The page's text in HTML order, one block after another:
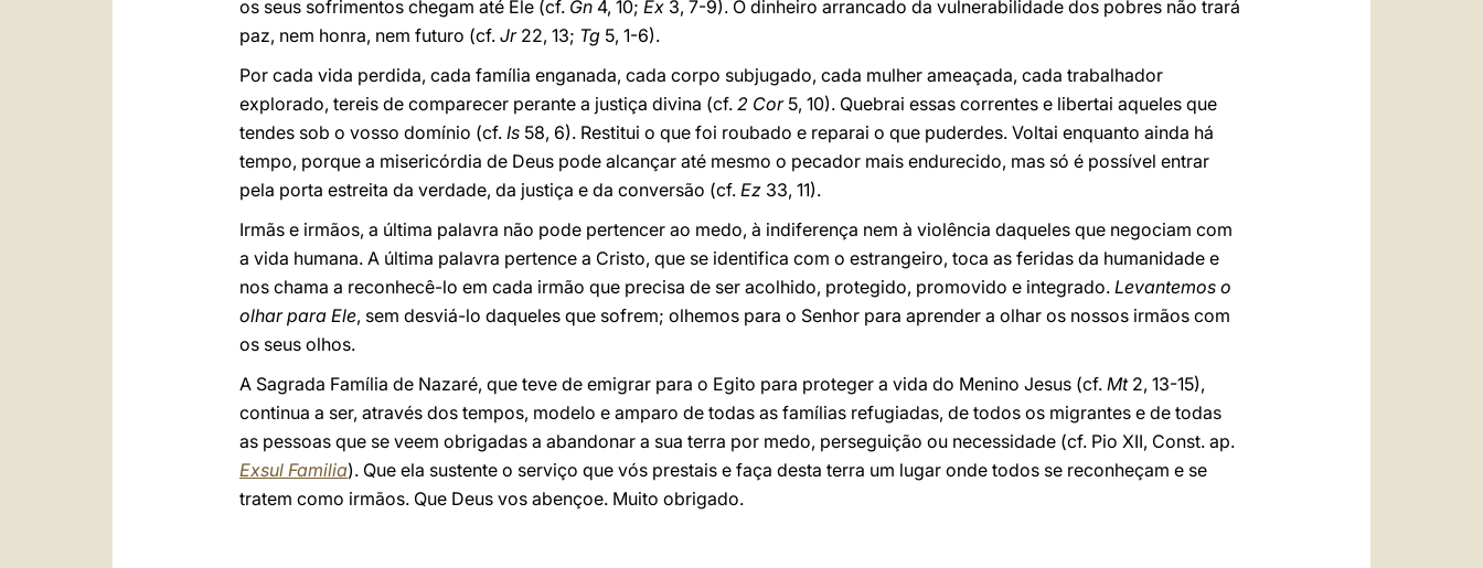
os seus sofrimentos chegam até Ele (cf. Gn 4, 10; Ex 3, 7-9). O dinheiro arrancado da vulnerabilidade dos pobres não trará
paz, nem honra, nem futuro (cf. Jr22, 13; Tg 5, 1-6).
Por cada vida perdida, cada família enganada, cada corpo subjugado, cada mulher ameaçada, cada trabalhador
explorado, tereis de comparecer perante a justiça divina (cf. 2 Cor5, 10). Quebrai essas correntes e libertai aqueles que
tendes sob o vosso domínio (cf. Is 58, 6). Restitui o que foi roubado e reparai o que puderdes. Voltai enquanto ainda há
tempo, porque a misericórdia de Deus pode alcançar até mesmo o pecador mais endurecido, mas só é possível entrar
pela porta estreita da verdade, da justiça e da conversão (cf. Ez 33, 11).
Irmãs e irmãos, a última palavra não pode pertencer ao medo, à indiferença nem à violência daqueles que negociam com
a vida humana. A última palavra pertence a Cristo, que se identifica com o estrangeiro, toca as feridas da humanidade e
nos chama a reconhecê-lo em cada irmão que precisa de ser acolhido, protegido, promovido e integrado. Levantemos o
olhar para Ele, sem desviá-lo daqueles que sofrem; olhemos para o Senhor para aprender a olhar os nossos irmãos com
os seus olhos.
A Sagrada Família de Nazaré, que teve de emigrar para o Egito para proteger a vida do Menino Jesus (cf. Mt2, 13-15),
continua a ser, através dos tempos, modelo e amparo de todas as famílias refugiadas, de todos os migrantes e de todas
as pessoas que se veem obrigadas a abandonar a sua terra por medo, perseguição ou necessidade (cf. Pio XII, Const. ap.
Exsul Familia). Que ela sustente o serviço que vós prestais e faça desta terra um lugar onde todos se reconheçam e se
tratem como irmãos. Que Deus vos abençoe. Muito obrigado.